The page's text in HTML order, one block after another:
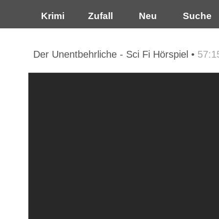
Krimi Zufall Neu Suche
Der Unentbehrliche - Sci Fi Hörspiel •